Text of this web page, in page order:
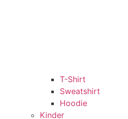
T-Shirt
Sweatshirt
Hoodie
Kinder